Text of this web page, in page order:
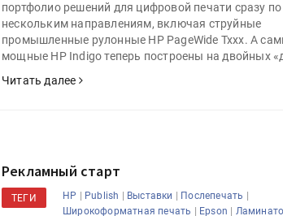
портфолио решений для цифровой печати сразу по
нескольким направлениям, включая струйные
промышленные рулонные HP PageWide Txxx. А
мощные HP Indigo теперь построены на двойных
Читать далее
Рекламный старт
ТЕГИ HP | Publish | Выставки | Послепечать |
Широкоформатная печать | Epson |